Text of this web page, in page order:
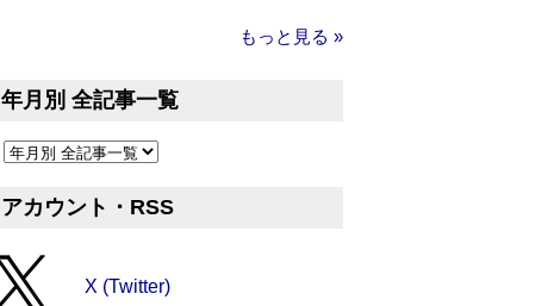
もっと見る »
年月別 全記事一覧
アカウント・RSS
X (Twitter)